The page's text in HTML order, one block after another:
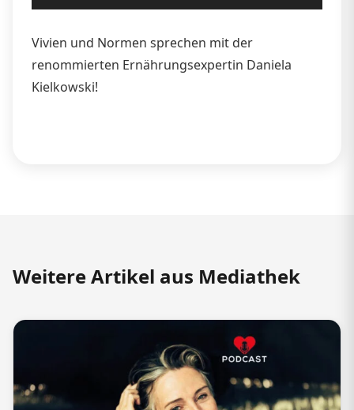
Player
Vivien und Normen sprechen mit der
renommierten Ernährungsexpertin Daniela
Kielkowski!
Weitere Artikel aus Mediathek